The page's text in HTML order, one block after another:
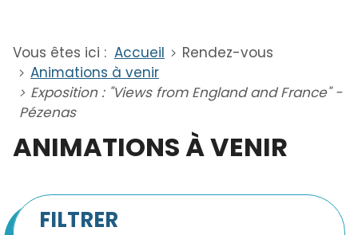
Vous êtes ici : Accueil
Rendez-vous
Animations à venir
Exposition : "Views from England and France" -
Pézenas
ANIMATIONS À VENIR
FILTRER